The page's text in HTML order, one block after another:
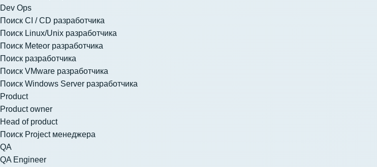
Dev Ops
Поиск CI / CD разработчика
Поиск Linux/Unix разработчика
Поиск Meteor разработчика
Поиск разработчика
Поиск VMware разработчика
Поиск Windows Server разработчика
Product
Product owner
Head of product
Поиск Project менеджера
QA
QA Engineer